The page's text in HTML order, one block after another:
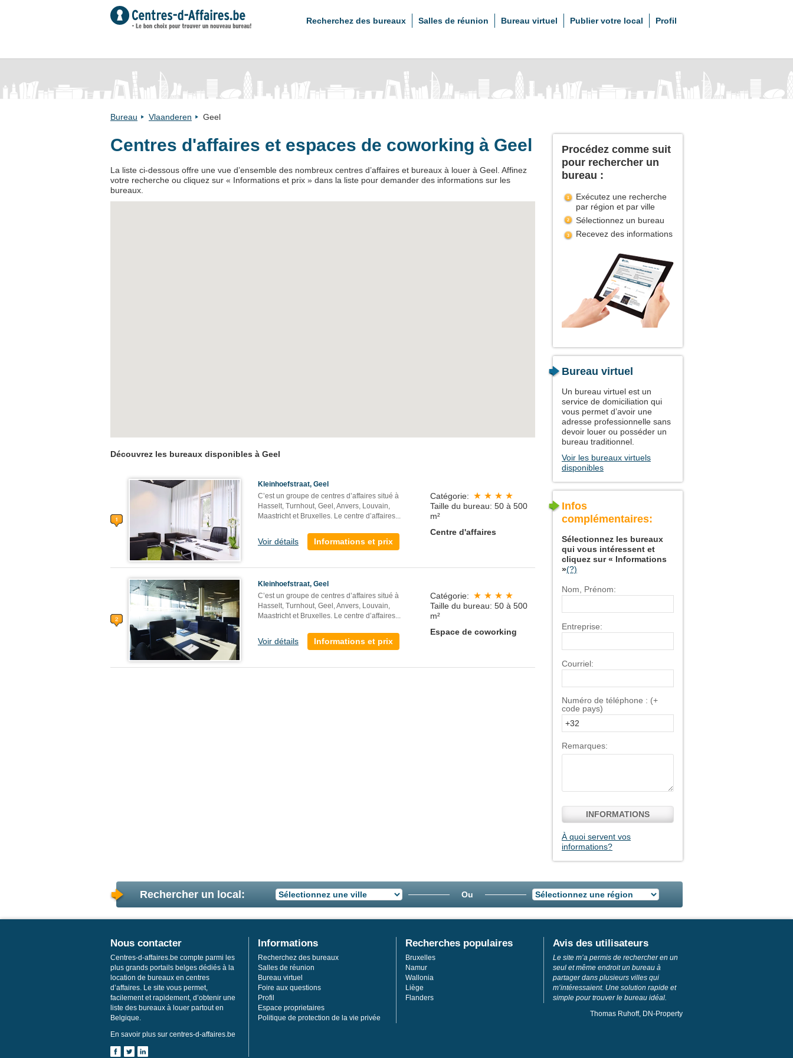
Recherchez des bureaux Salles de réunion Bureau virtuel Publier votre local Profil
Bureau Vlaanderen Geel
Centres d'affaires et espaces de coworking à Geel
La liste ci-dessous offre une vue d’ensemble des nombreux centres d’affaires et bureaux à louer à Geel. Affinez
votre recherche ou cliquez sur « Informations et prix » dans la liste pour demander des informations sur les
bureaux.
Découvrez les bureaux disponibles à Geel
Kleinhoefstraat, Geel
C’est un groupe de centres d’affaires situé à
Hasselt, Turnhout, Geel, Anvers, Louvain,
Maastricht et Bruxelles. Le centre d’affaires...
Voir détails Informations et prix
Catégorie:
Taille du bureau: 50 à 500
m²
Centre d'affaires
Kleinhoefstraat, Geel
C’est un groupe de centres d’affaires situé à
Hasselt, Turnhout, Geel, Anvers, Louvain,
Maastricht et Bruxelles. Le centre d’affaires...
Voir détails Informations et prix
Catégorie:
Taille du bureau: 50 à 500
m²
Espace de coworking
Procédez comme suit
pour rechercher un
bureau :
Exécutez une recherche
par région et par ville
Sélectionnez un bureau
Recevez des informations
Bureau virtuel
Un bureau virtuel est un
service de domiciliation qui
vous permet d’avoir une
adresse professionnelle sans
devoir louer ou posséder un
bureau traditionnel.
Voir les bureaux virtuels
disponibles
Infos
complémentaires:
Sélectionnez les bureaux
qui vous intéressent et
cliquez sur « Informations
»(?)
Nom, Prénom:
Entreprise:
Courriel:
Numéro de téléphone : (+
code pays)
Remarques:
INFORMATIONS
À quoi servent vos
informations?
Rechercher un local: Ou
Nous contacter
Centres-d-affaires.be compte parmi les
plus grands portails belges dédiés à la
location de bureaux en centres
d’affaires. Le site vous permet,
facilement et rapidement, d’obtenir une
liste des bureaux à louer partout en
Belgique.
En savoir plus sur centres-d-affaires.be
Informations
Recherchez des bureaux
Salles de réunion
Bureau virtuel
Foire aux questions
Profil
Espace proprietaires
Politique de protection de la vie privée
Recherches populaires
Bruxelles
Namur
Wallonia
Liège
Flanders
Avis des utilisateurs
Le site m’a permis de rechercher en un
seul et même endroit un bureau à
partager dans plusieurs villes qui
m’intéressaient. Une solution rapide et
simple pour trouver le bureau idéal.
Thomas Ruhoff, DN-Property